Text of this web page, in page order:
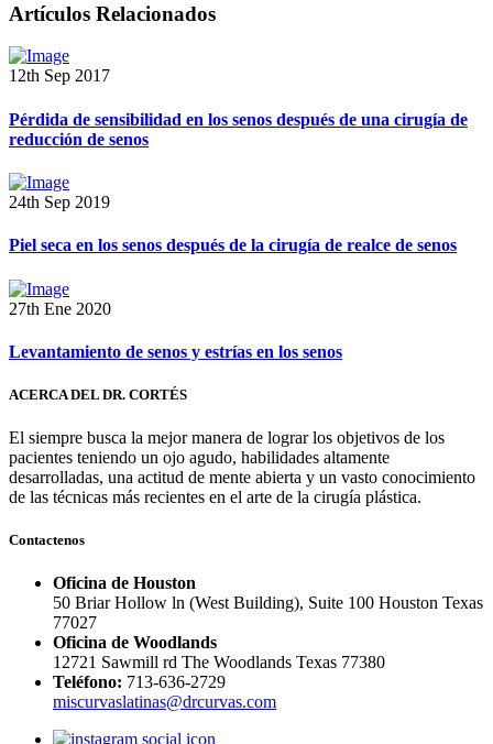
Artículos Relacionados
12th Sep 2017
Pérdida de sensibilidad en los senos después de una cirugía de
reducción de senos
24th Sep 2019
Piel seca en los senos después de la cirugía de realce de senos
27th Ene 2020
Levantamiento de senos y estrías en los senos
ACERCA DEL DR. CORTÉS
El siempre busca la mejor manera de lograr los objetivos de los
pacientes teniendo un ojo agudo, habilidades altamente
desarrolladas, una actitud de mente abierta y un vasto conocimiento
de las técnicas más recientes en el arte de la cirugía plástica.
Contactenos
Oficina de Houston
50 Briar Hollow ln (West Building), Suite 100 Houston Texas
77027
Oficina de Woodlands
12721 Sawmill rd The Woodlands Texas 77380
Teléfono: 713-636-2729
miscurvaslatinas@drcurvas.com